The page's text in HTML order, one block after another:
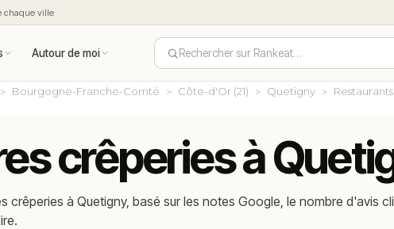
chaque ville
Autour de moi Rechercher sur Rankeat…
Bourgogne-Franche-Comté Côte-d'Or (21) Quetigny
crêperies à
crêperies à Quetigny, basé sur les notes Google, le nombre d'avis